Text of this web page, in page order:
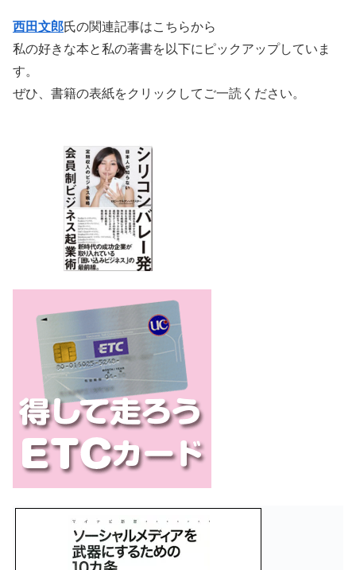
西田文郎氏の関連記事はこちらから
私の好きな本と私の著書を以下にピックアップしていま
す。
ぜひ、書籍の表紙をクリックしてご一読ください。